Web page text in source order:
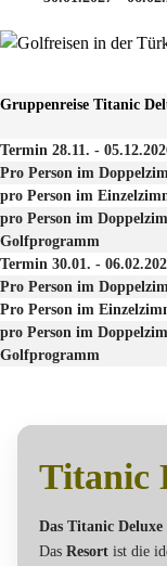
Gruppenreise Titanic
Termin 28.11. -
Pro Person im
pro Person im
pro Person im
Golfprogramm
Termin 30.01. -
Pro Person im
Pro Person im
pro Person im
Golfprogramm
Titanic
Das Titanic
Das Resort ist die